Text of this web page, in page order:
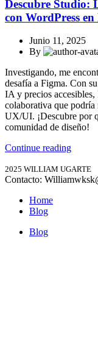
Descubre Studio:
con WordPress
Junio 11, 2025
By
Investigando, me
desafía a Figma. Con
IA y precios
colaborativa que
UX/UI. ¡Descubre por
comunidad de diseño!
Continue reading
2025 WILLIAM UGARTE
Contacto:
Home
Blog
Blog